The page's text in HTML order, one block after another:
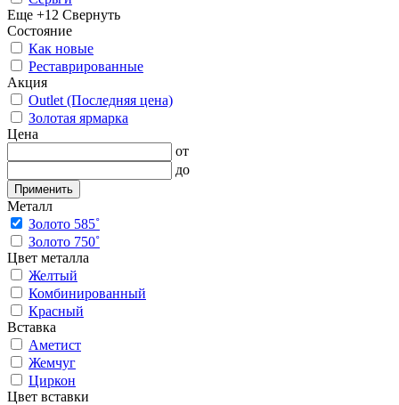
Еще +12 Свернуть
Состояние
Как новые
Реставрированные
Акция
Outlet (Последняя цена)
Золотая ярмарка
Цена
от
до
Применить
Металл
Золото 585˚
Золото 750˚
Цвет металла
Желтый
Комбинированный
Красный
Вставка
Аметист
Жемчуг
Циркон
Цвет вставки